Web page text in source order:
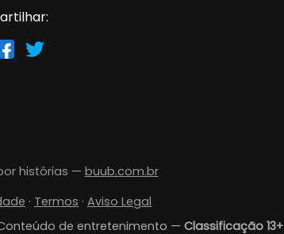
histórias — buub.com.br
· Termos · Aviso Legal
de entretenimento — Classificação 13+